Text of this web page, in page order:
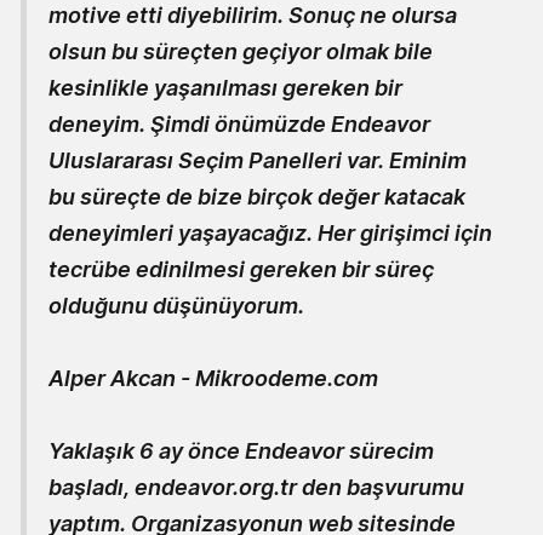
motive etti diyebilirim. Sonuç ne olursa
olsun bu süreçten geçiyor olmak bile
kesinlikle yaşanılması gereken bir
deneyim. Şimdi önümüzde Endeavor
Uluslararası Seçim Panelleri var. Eminim
bu süreçte de bize birçok değer katacak
deneyimleri yaşayacağız. Her girişimci için
tecrübe edinilmesi gereken bir süreç
olduğunu düşünüyorum.
Alper Akcan - Mikroodeme.com
Yaklaşık 6 ay önce Endeavor sürecim
başladı, endeavor.org.tr den başvurumu
yaptım. Organizasyonun web sitesinde